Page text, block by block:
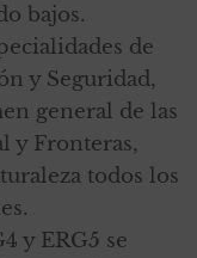
bajos.
de
y Seguridad,
general de las
y Fronteras,
todos los
y ERG5 se